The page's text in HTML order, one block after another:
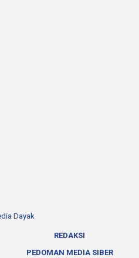
REDAKSI
PEDOMAN MEDIA SIBER